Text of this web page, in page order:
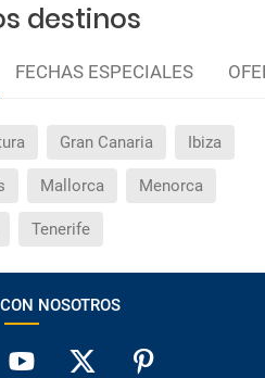
destinos
FECHAS ESPECIALES
Gran Canaria Ibiza
Mallorca Menorca
Tenerife
NOSOTROS